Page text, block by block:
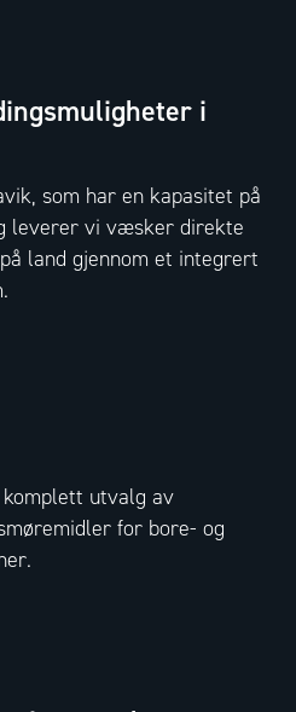
i
som har en kapasitet på
leverer vi væsker direkte
land gjennom et integrert
komplett utvalg av
for bore- og